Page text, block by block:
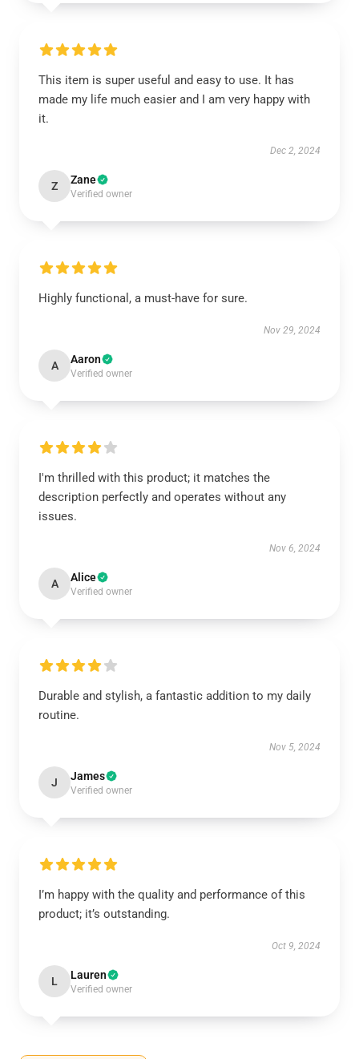
This item is super useful and easy to use. It has
made my life much easier and I am very happy with
it.
Dec 2, 2024
Z Zane
Verified owner
Highly functional, a must-have for sure.
Nov 29, 2024
A Aaron
Verified owner
I'm thrilled with this product; it matches the
description perfectly and operates without any
issues.
Nov 6, 2024
A Alice
Verified owner
Durable and stylish, a fantastic addition to my daily
routine.
Nov 5, 2024
J James
Verified owner
I’m happy with the quality and performance of this
product; it’s outstanding.
Oct 9, 2024
L Lauren
Verified owner